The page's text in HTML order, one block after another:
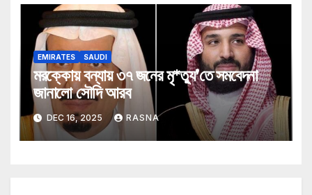
EMIRATES SAUDI
মরক্কোয় বন্যায় ৩৭ জনের মৃ*ত্যু’তে সমবেদনা
জানালো সৌদি আরব
DEC 16, 2025 RASNA